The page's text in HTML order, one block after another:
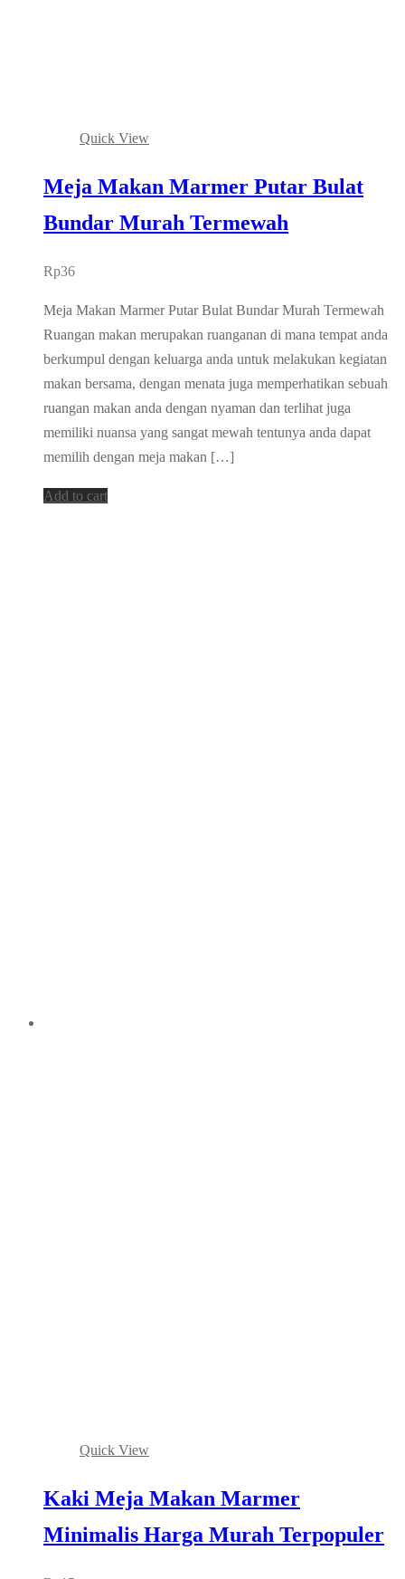
Quick View
Meja Makan Marmer Putar Bulat
Bundar Murah Termewah
Rp36
Meja Makan Marmer Putar Bulat Bundar Murah Termewah
Ruangan makan merupakan ruanganan di mana tempat anda
berkumpul dengan keluarga anda untuk melakukan kegiatan
makan bersama, dengan menata juga memperhatikan sebuah
ruangan makan anda dengan nyaman dan terlihat juga
memiliki nuansa yang sangat mewah tentunya anda dapat
memilih dengan meja makan […]
Add to cart
Quick View
Kaki Meja Makan Marmer
Minimalis Harga Murah Terpopuler